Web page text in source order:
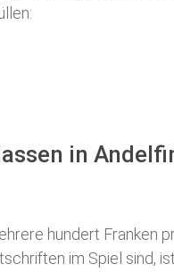
in
hundert Franken
im Spiel sind,